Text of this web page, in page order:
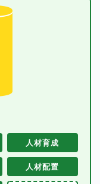
人材育成
人材配置